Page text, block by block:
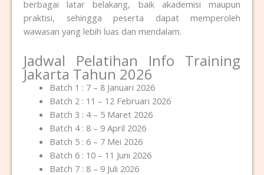
berbagai latar belakang, baik akademisi maupun
praktisi, sehingga peserta dapat memperoleh
wawasan yang lebih luas dan mendalam.
Jadwal Pelatihan Info Training
Jakarta Tahun 2026
Batch 1 : 7 – 8 Januari 2026
Batch 2 : 11 – 12 Februari 2026
Batch 3 : 4 – 5 Maret 2026
Batch 4 : 8 – 9 April 2026
Batch 5 : 6 – 7 Mei 2026
Batch 6 : 10 – 11 Juni 2026
Batch 7 : 8 – 9 Juli 2026